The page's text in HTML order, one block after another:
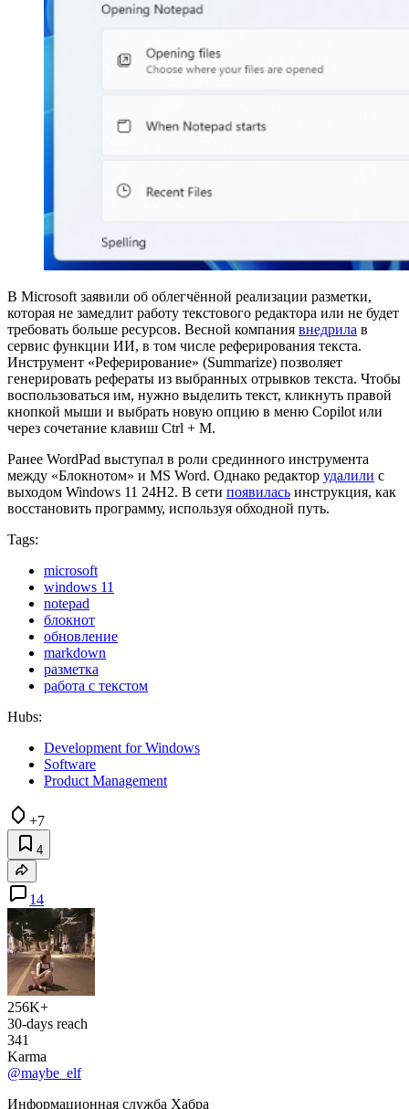
В Microsoft заявили об облегчённой реализации разметки,
которая не замедлит работу текстового редактора или не будет
требовать больше ресурсов. Весной компания внедрила в
сервис функции ИИ, в том числе реферирования текста.
Инструмент «Реферирование» (Summarize) позволяет
генерировать рефераты из выбранных отрывков текста. Чтобы
воспользоваться им, нужно выделить текст, кликнуть правой
кнопкой мыши и выбрать новую опцию в меню Copilot или
через сочетание клавиш Ctrl + M.
Ранее WordPad выступал в роли срединного инструмента
между «Блокнотом» и MS Word. Однако редактор удалили с
выходом Windows 11 24H2. В сети появилась инструкция, как
восстановить программу, используя обходной путь.
Tags:
microsoft
windows 11
notepad
блокнот
обновление
markdown
разметка
работа с текстом
Hubs:
Development for Windows
Software
Product Management
+7
4
14
256K+
30-days reach
341
Karma
@maybe_elf
Информационная служба Хабра